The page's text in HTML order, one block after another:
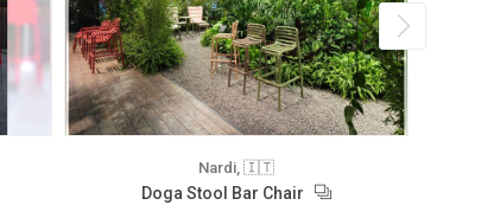
Nardi, 🇮🇹
Doga Stool Bar Chair